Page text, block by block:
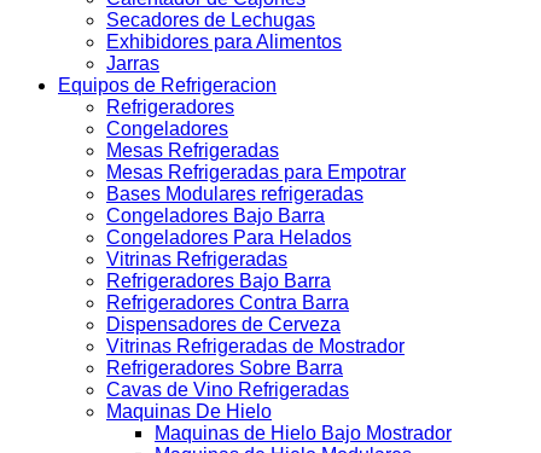
Secadores de Lechugas
Exhibidores para Alimentos
Jarras
Equipos de Refrigeracion
Refrigeradores
Congeladores
Mesas Refrigeradas
Mesas Refrigeradas para Empotrar
Bases Modulares refrigeradas
Congeladores Bajo Barra
Congeladores Para Helados
Vitrinas Refrigeradas
Refrigeradores Bajo Barra
Refrigeradores Contra Barra
Dispensadores de Cerveza
Vitrinas Refrigeradas de Mostrador
Refrigeradores Sobre Barra
Cavas de Vino Refrigeradas
Maquinas De Hielo
Maquinas de Hielo Bajo Mostrador